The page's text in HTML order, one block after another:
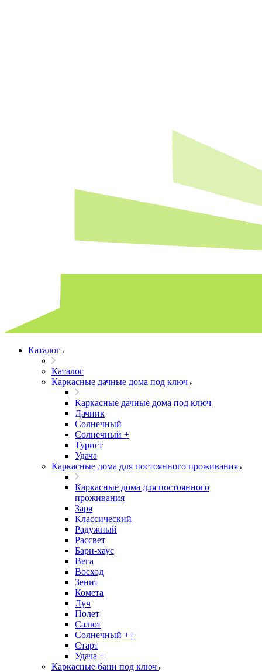
Каталог
Каталог
Каркасные дачные дома под ключ
Каркасные дачные дома под ключ
Дачник
Солнечный
Солнечный +
Турист
Удача
Каркасные дома для постоянного проживания
Каркасные дома для постоянного
проживания
Заря
Классический
Радужный
Рассвет
Барн-хаус
Вега
Восход
Зенит
Комета
Луч
Полет
Салют
Солнечный ++
Старт
Удача +
Каркасные бани под ключ